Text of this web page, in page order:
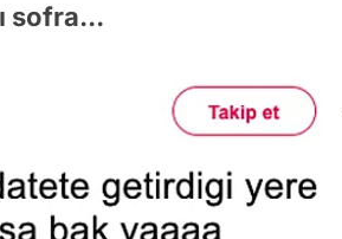
sofra...